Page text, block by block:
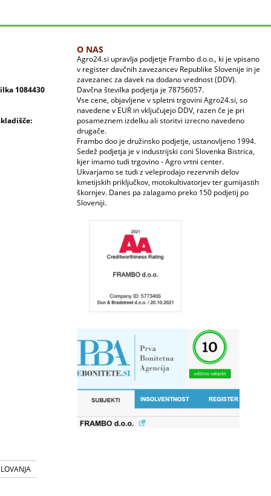
1084430
O NAS
Agro24.si upravlja podjetje Frambo d.o.o., ki je vpisano
v register davčnih zavezancev Republike Slovenije in je
zavezanec za davek na dodano vrednost (DDV).
Davčna številka podjetja je 78756057.
Vse cene, objavljene v spletni trgovini Agro24.si, so
navedene v EUR in vključujejo DDV, razen če je pri
posameznem izdelku ali storitvi izrecno navedeno
drugače.
Frambo doo je družinsko podjetje, ustanovljeno 1994.
Sedež podjetja je v industrijski coni Slovenka Bistrica,
kjer imamo tudi trgovino - Agro vrtni center.
Ukvarjamo se tudi z veleprodajo rezervnih delov
kmetijskih priključkov, motokultivatorjev ter gumijastih
škornjev. Danes pa zalagamo preko 150 podjetij po
Sloveniji.